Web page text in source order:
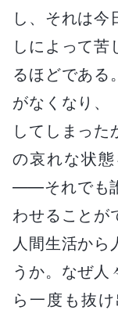
し、それは今
しによって苦
るほどである
がなくなり、
してしまった
の哀れな状態
――それでも
わせることが
人間生活から
うか。なぜ人
ら一度も抜